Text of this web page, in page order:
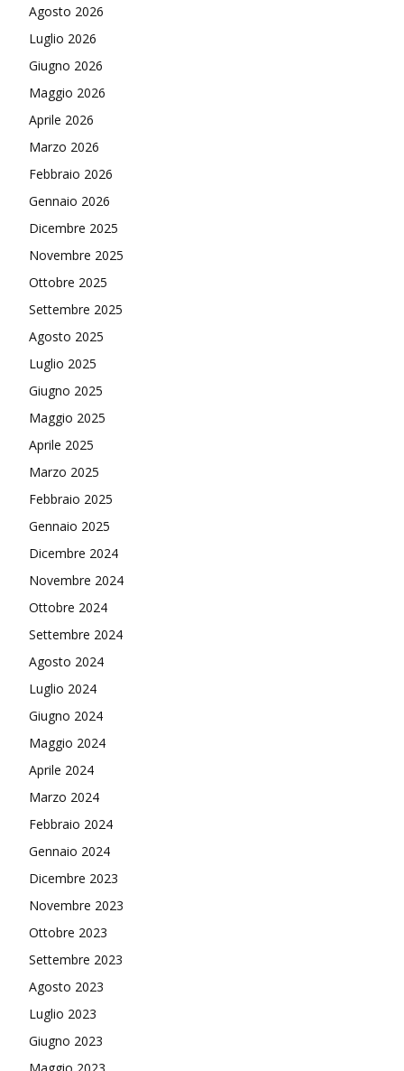
Agosto 2026
Luglio 2026
Giugno 2026
Maggio 2026
Aprile 2026
Marzo 2026
Febbraio 2026
Gennaio 2026
Dicembre 2025
Novembre 2025
Ottobre 2025
Settembre 2025
Agosto 2025
Luglio 2025
Giugno 2025
Maggio 2025
Aprile 2025
Marzo 2025
Febbraio 2025
Gennaio 2025
Dicembre 2024
Novembre 2024
Ottobre 2024
Settembre 2024
Agosto 2024
Luglio 2024
Giugno 2024
Maggio 2024
Aprile 2024
Marzo 2024
Febbraio 2024
Gennaio 2024
Dicembre 2023
Novembre 2023
Ottobre 2023
Settembre 2023
Agosto 2023
Luglio 2023
Giugno 2023